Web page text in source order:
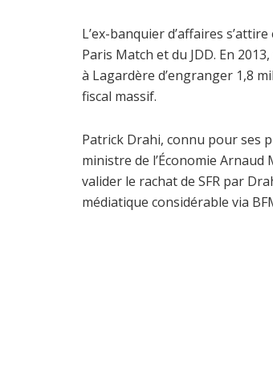
L’ex-banquier d’affaires
Paris Match et du JDD. En
à Lagardère d’engranger 1,8
fiscal massif.
Patrick Drahi, connu pour ses
ministre de l’Économie
valider le rachat de SFR par
médiatique considérable via